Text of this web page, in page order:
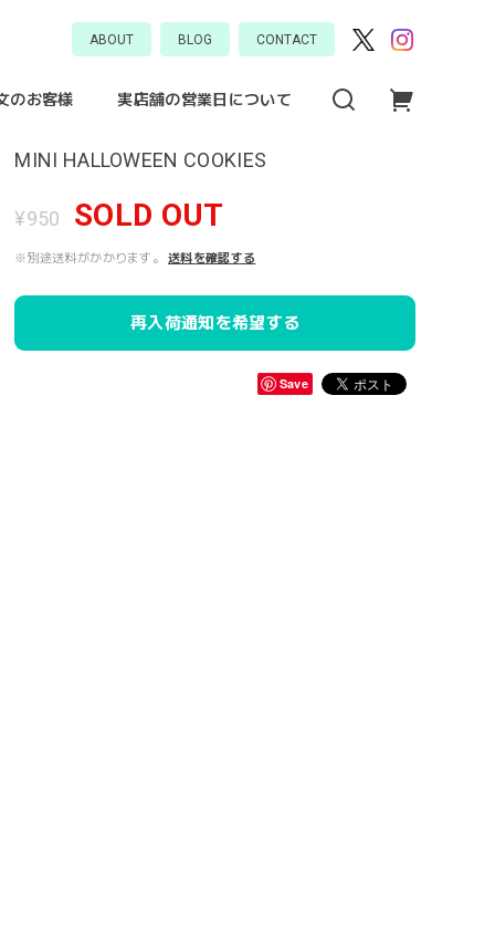
ABOUT BLOG CONTACT
のお客様 実店舗の営業日について
MINI HALLOWEEN COOKIES
¥950 SOLD OUT
※別途送料がかかります。 送料を確認する
再入荷通知を希望する
Save